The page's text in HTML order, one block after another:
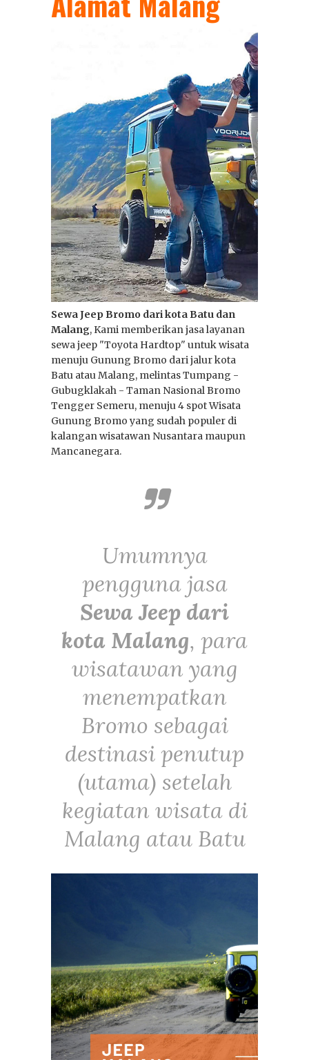
16 Jan 2026 0
Paket Wisata
Jeep: Gunung
Bromo, Ijen dan
Merapi
16 Jan 2026 0
Sewa Jeep Wisata:
Gunung Bromo
dari Semua Kota
Sewa Jeep Bromo dari kota Batu dan
Malang, Kami memberikan jasa layanan
sewa jeep "Toyota Hardtop" untuk wisata
menuju Gunung Bromo dari jalur kota
Batu atau Malang, melintas Tumpang -
Gubugklakah - Taman Nasional Bromo
Tengger Semeru, menuju 4 spot Wisata
Gunung Bromo yang sudah populer di
kalangan wisatawan Nusantara maupun
Mancanegara.
Umumnya
pengguna jasa
Sewa Jeep dari
kota Malang, para
wisatawan yang
menempatkan
Bromo sebagai
destinasi penutup
(utama) setelah
kegiatan wisata di
Malang atau Batu